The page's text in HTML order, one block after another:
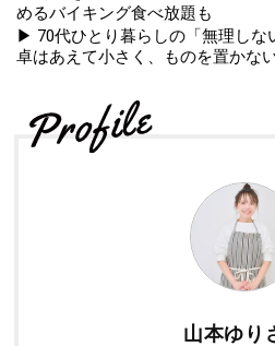
めるバイキング食べ放題も
▶ 70代ひとり暮らしの「無理しな
卓はあえて小さく、ものを置かな
山本ゆり